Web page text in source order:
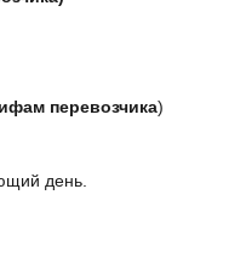
перевозчика)
день.